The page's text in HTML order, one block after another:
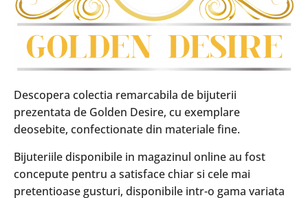
Descopera colectia remarcabila de bijuterii
prezentata de Golden Desire, cu exemplare
deosebite, confectionate din materiale fine.
Bijuteriile disponibile in magazinul online au fost
concepute pentru a satisface chiar si cele mai
pretentioase gusturi, disponibile intr-o gama variata